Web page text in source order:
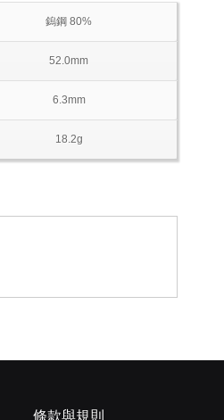
鎢鋼 80%
52.0mm
6.3mm
18.2g
條款與規則